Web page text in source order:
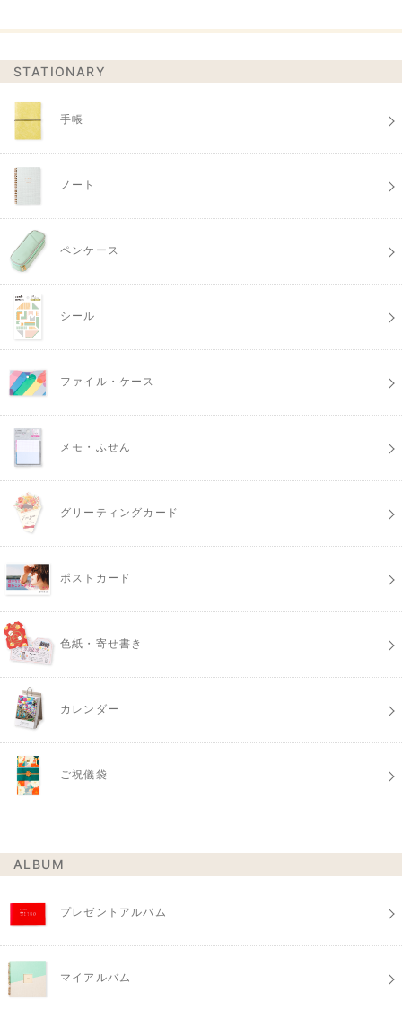
STATIONARY
手帳
ノート
ペンケース
シール
ファイル・ケース
メモ・ふせん
グリーティングカード
ポストカード
色紙・寄せ書き
カレンダー
ご祝儀袋
ALBUM
プレゼントアルバム
マイアルバム